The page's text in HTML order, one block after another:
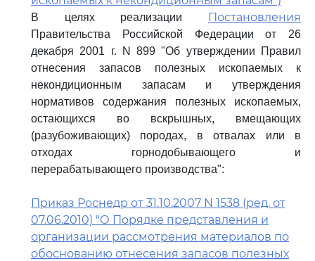
В целях реализации Постановления
Правительства Российской Федерации от 26
декабря 2001 г. N 899 "Об утверждении Правил
отнесения запасов полезных ископаемых к
некондиционным запасам и утверждения
нормативов содержания полезных ископаемых,
остающихся во вскрышных, вмещающих
(разубоживающих) породах, в отвалах или в
отходах горнодобывающего и
перерабатывающего производства":
Приказ Роснедр от 31.10.2007 N 1538 (ред. от
07.06.2010) "О Порядке представления и
организации рассмотрения материалов по
обоснованию отнесения запасов полезных